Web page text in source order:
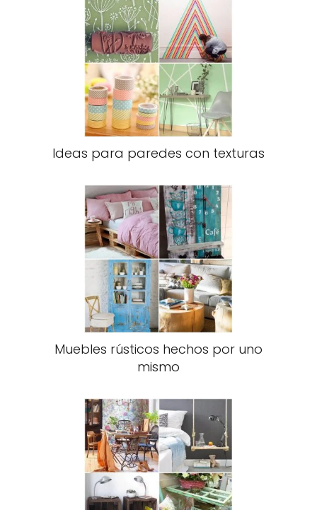
Ideas para paredes con texturas
Muebles rústicos hechos por uno
mismo